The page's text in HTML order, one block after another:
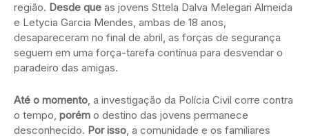
região. Desde que as jovens Sttela Dalva Melegari Almeida
e Letycia Garcia Mendes, ambas de 18 anos,
desapareceram no final de abril, as forças de segurança
seguem em uma força-tarefa contínua para desvendar o
paradeiro das amigas.
Até o momento, a investigação da Polícia Civil corre contra
o tempo, porém o destino das jovens permanece
desconhecido. Por isso, a comunidade e os familiares